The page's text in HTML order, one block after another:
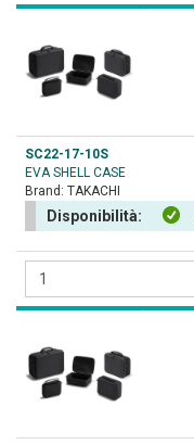
SC22-17-10S
EVA SHELL CASE
Brand: TAKACHI
Disponibilità: